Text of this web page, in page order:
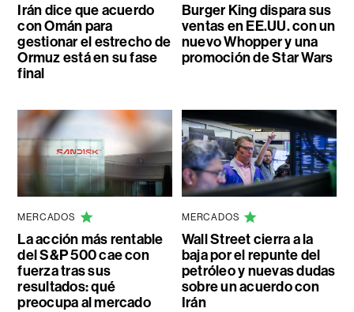
Irán dice que acuerdo
con Omán para
gestionar el estrecho de
Ormuz está en su fase
final
Burger King dispara sus
ventas en EE.UU. con un
nuevo Whopper y una
promoción de Star Wars
MERCADOS
La acción más rentable
del S&P 500 cae con
fuerza tras sus
resultados: qué
preocupa al mercado
MERCADOS
Wall Street cierra a la
baja por el repunte del
petróleo y nuevas dudas
sobre un acuerdo con
Irán